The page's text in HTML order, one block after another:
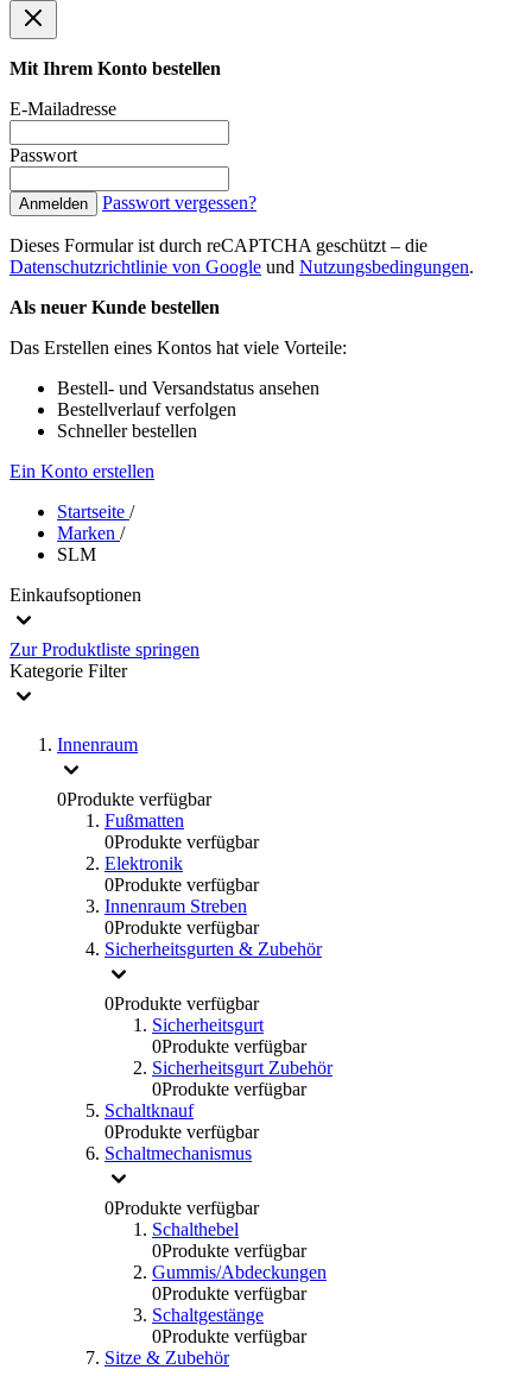
Mit Ihrem Konto bestellen
E-Mailadresse
Passwort
Anmelden Passwort vergessen?
Dieses Formular ist durch reCAPTCHA geschützt – die
Datenschutzrichtlinie von Google und Nutzungsbedingungen.
Als neuer Kunde bestellen
Das Erstellen eines Kontos hat viele Vorteile:
Bestell- und Versandstatus ansehen
Bestellverlauf verfolgen
Schneller bestellen
Ein Konto erstellen
Startseite /
Marken /
SLM
Einkaufsoptionen
Zur Produktliste springen
Kategorie Filter
Innenraum
0Produkte verfügbar
Fußmatten
0Produkte verfügbar
Elektronik
0Produkte verfügbar
Innenraum Streben
0Produkte verfügbar
Sicherheitsgurten & Zubehör
0Produkte verfügbar
Sicherheitsgurt
0Produkte verfügbar
Sicherheitsgurt Zubehör
0Produkte verfügbar
Schaltknauf
0Produkte verfügbar
Schaltmechanismus
0Produkte verfügbar
Schalthebel
0Produkte verfügbar
Gummis/Abdeckungen
0Produkte verfügbar
Schaltgestänge
0Produkte verfügbar
Sitze & Zubehör